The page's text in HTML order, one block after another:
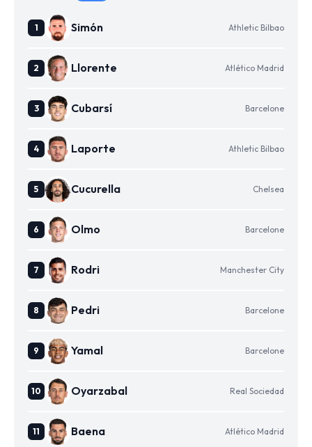
Simón Athletic Bilbao
Llorente Atlético Madrid
Cubarsí Barcelone
Laporte Athletic Bilbao
Cucurella Chelsea
Olmo Barcelone
Rodri Manchester City
Pedri Barcelone
Yamal Barcelone
Oyarzabal Real Sociedad
Baena Atlético Madrid